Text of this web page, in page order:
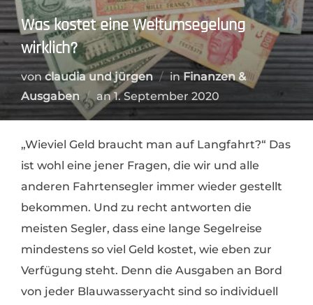
Was kostet eine Weltumsegelung
wirklich?
vonclaudia und jürgen inFinanzen &
Ausgaben
anVeröffentlicht
am
1. September 2020
„Wieviel Geld braucht man auf Langfahrt?“ Das
ist wohl eine jener Fragen, die wir und alle
anderen Fahrtensegler immer wieder gestellt
bekommen. Und zu recht antworten die
meisten Segler, dass eine lange Segelreise
mindestens so viel Geld kostet, wie eben zur
Verfügung steht. Denn die Ausgaben an Bord
von jeder Blauwasseryacht sind so individuell